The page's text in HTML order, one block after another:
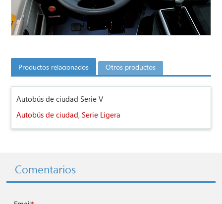
Productos relacionados Otros productos
Autobús de ciudad Serie V
Autobús de ciudad, Serie Ligera
Comentarios